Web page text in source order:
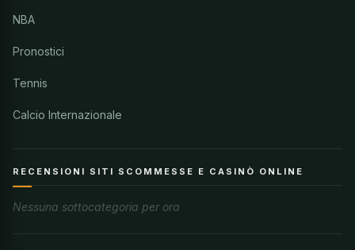
NBA
Pronostici
Tennis
Calcio Internazionale
RECENSIONI SITI SCOMMESSE E CASINÒ ONLINE
Nessuna sottocategoria per ora